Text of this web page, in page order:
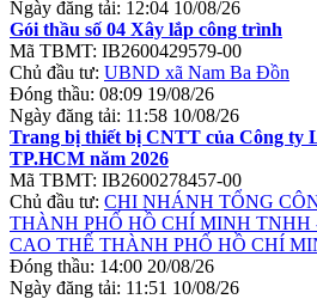
Ngày đăng tải: 12:04 10/08/26
Gói thầu số 04 Xây lắp công trình
Mã TBMT: IB2600429579-00
Chủ đầu tư: UBND xã Nam Ba Đồn
Đóng thầu: 08:09 19/08/26
Ngày đăng tải: 11:58 10/08/26
Trang bị thiết bị CNTT của Công ty
TP.HCM năm 2026
Mã TBMT: IB2600278457-00
Chủ đầu tư: CHI NHÁNH TỔNG
THÀNH PHỐ HỒ CHÍ MINH
CAO THẾ THÀNH PHỐ HỒ CHÍ
Đóng thầu: 14:00 20/08/26
Ngày đăng tải: 11:51 10/08/26